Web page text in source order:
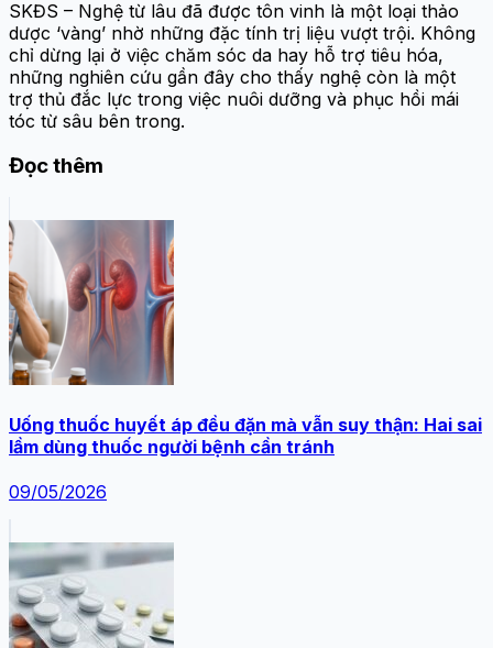
SKĐS – Nghệ từ lâu đã được tôn vinh là một loại thảo
dược ‘vàng’ nhờ những đặc tính trị liệu vượt trội. Không
chỉ dừng lại ở việc chăm sóc da hay hỗ trợ tiêu hóa,
những nghiên cứu gần đây cho thấy nghệ còn là một
trợ thủ đắc lực trong việc nuôi dưỡng và phục hồi mái
tóc từ sâu bên trong.
Đọc thêm
Uống thuốc huyết áp đều đặn mà vẫn suy thận: Hai sai
lầm dùng thuốc người bệnh cần tránh
09/05/2026